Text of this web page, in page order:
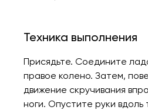
Техника выполнения
Присядьте. Соедините
правое колено. Затем,
движение скручивания
ноги. Опустите руки вдоль